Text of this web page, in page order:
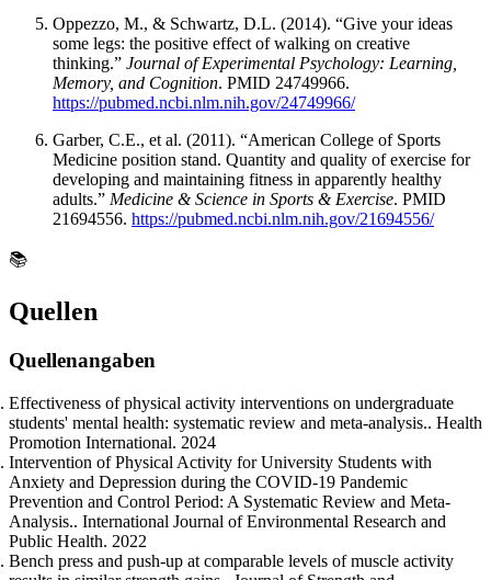
Oppezzo, M., & Schwartz, D.L. (2014). “Give your ideas
some legs: the positive effect of walking on creative
thinking.” Journal of Experimental Psychology: Learning,
Memory, and Cognition. PMID 24749966.
https://pubmed.ncbi.nlm.nih.gov/24749966/
Garber, C.E., et al. (2011). “American College of Sports
Medicine position stand. Quantity and quality of exercise for
developing and maintaining fitness in apparently healthy
adults.” Medicine & Science in Sports & Exercise. PMID
21694556. https://pubmed.ncbi.nlm.nih.gov/21694556/
📚
Quellen
Quellenangaben
Effectiveness of physical activity interventions on undergraduate
students' mental health: systematic review and meta-analysis.. Health
Promotion International. 2024
Intervention of Physical Activity for University Students with
Anxiety and Depression during the COVID-19 Pandemic
Prevention and Control Period: A Systematic Review and Meta-
Analysis.. International Journal of Environmental Research and
Public Health. 2022
Bench press and push-up at comparable levels of muscle activity